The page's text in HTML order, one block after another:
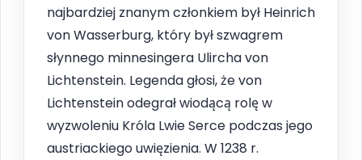
najbardziej znanym członkiem był Heinrich
von Wasserburg, który był szwagrem
słynnego minnesingera Ulircha von
Lichtenstein. Legenda głosi, że von
Lichtenstein odegrał wiodącą rolę w
wyzwoleniu Króla Lwie Serce podczas jego
austriackiego uwięzienia. W 1238 r.